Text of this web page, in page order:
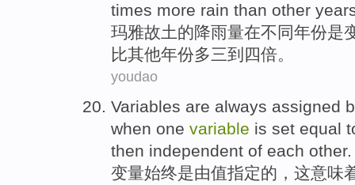
times more rain than other
玛雅故土的降雨量在不同年份是
比其他年份多三到 四倍。
youdao
Variables are always assigned
when one variable is set equal
then independent of each other.
变量始终是由值指定的， 这意味